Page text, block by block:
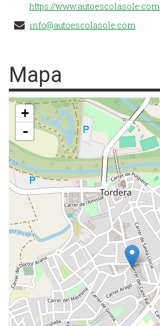
https://www.autoescolasole.com
info@autoescolasole.com
Mapa
+
-